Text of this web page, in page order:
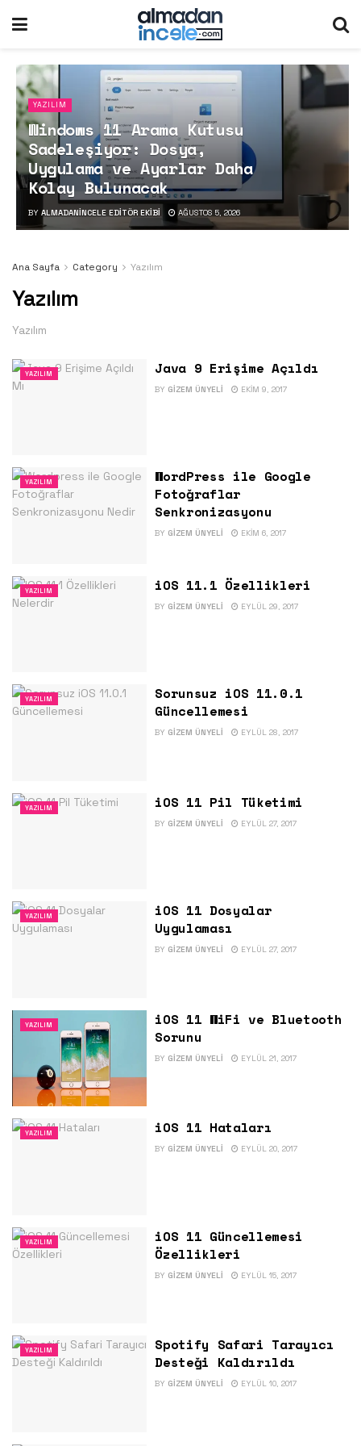
YAZILIM
Windows 11 Arama Kutusu
Sadeleşiyor: Dosya,
Uygulama ve Ayarlar Daha
Kolay Bulunacak
BY ALMADANINCELE EDITÖR EKIBI AĞUSTOS 5, 2026
Ana Sayfa Category Yazılım
Yazılım
Yazılım
YAZILIM Java 9 Erişime Açıldı
BY GIZEM ÜNYELI EKIM 9, 2017
YAZILIM
WordPress ile Google
Fotoğraflar
Senkronizasyonu
BY GIZEM ÜNYELI EKIM 6, 2017
YAZILIM iOS 11.1 Özellikleri
BY GIZEM ÜNYELI EYLÜL 29, 2017
YAZILIM
Sorunsuz iOS 11.0.1
Güncellemesi
BY GIZEM ÜNYELI EYLÜL 28, 2017
YAZILIM iOS 11 Pil Tüketimi
BY GIZEM ÜNYELI EYLÜL 27, 2017
YAZILIM
iOS 11 Dosyalar
Uygulaması
BY GIZEM ÜNYELI EYLÜL 27, 2017
YAZILIM
iOS 11 WiFi ve Bluetooth
Sorunu
BY GIZEM ÜNYELI EYLÜL 21, 2017
YAZILIM iOS 11 Hataları
BY GIZEM ÜNYELI EYLÜL 20, 2017
YAZILIM
iOS 11 Güncellemesi
Özellikleri
BY GIZEM ÜNYELI EYLÜL 15, 2017
YAZILIM
Spotify Safari Tarayıcı
Desteği Kaldırıldı
BY GIZEM ÜNYELI EYLÜL 10, 2017